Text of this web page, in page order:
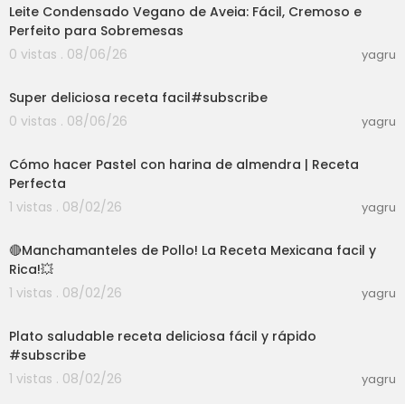
Leite Condensado Vegano de Aveia: Fácil, Cremoso e
Perfeito para Sobremesas
0 vistas . 08/06/26
yagru
Super deliciosa receta facil#subscribe
0 vistas . 08/06/26
yagru
Cómo hacer Pastel con harina de almendra | Receta
Perfecta
1 vistas . 08/02/26
yagru
🔴Manchamanteles de Pollo! La Receta Mexicana facil y
Rica!💥
1 vistas . 08/02/26
yagru
Plato saludable receta deliciosa fácil y rápido
#subscribe
1 vistas . 08/02/26
yagru